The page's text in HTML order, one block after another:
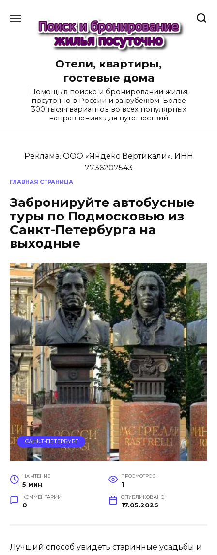
содержанию
Отели, квартиры,
гостевые дома
Помощь в поиске и бронировании жилья
посуточно в России и за рубежом. Более
300 тысяч вариантов во всех популярных
направлениях для путешествий
Реклама. ООО «Яндекс Вертикали». ИНН
7736207543
ГЛАВНАЯ СТРАНИЦА
Забронируйте автобусные
туры по Подмосковью из
Санкт-Петербурга на
выходные
САНКТ-ПЕТЕРБУРГ
НА ЧТЕНИЕ
5 мин
ПРОСМОТРОВ
1
КОММЕНТАРИИ
0
ОПУБЛИКОВАНО
17.05.2026
Лучший способ увидеть старинные усадьбы и